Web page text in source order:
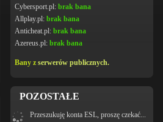
Cybersport.pl: brak bana
Allplay.pl: brak bana
Anticheat.pl: brak bana
Azereus.pl: brak bana
Bany z serwerów publicznych.
POZOSTAŁE
Przeszukuję konta ESL, proszę czekać...